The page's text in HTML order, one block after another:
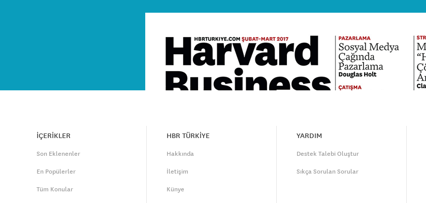
İÇERİKLER
Son Eklenenler
En Popülerler
Tüm Konular
HBR TÜRKİYE
Hakkında
İletişim
Künye
YARDIM
Destek Talebi Oluştur
Sıkça Sorulan Sorular